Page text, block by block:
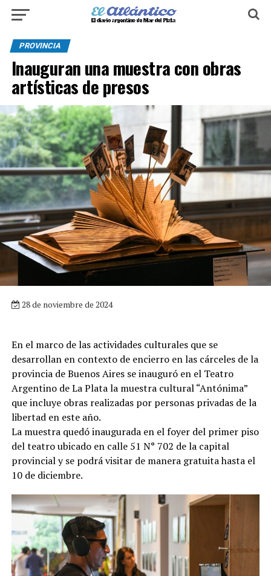
PROVINCIA
Inauguran una muestra con obras
artísticas de presos
28 de noviembre de 2024
En el marco de las actividades culturales que se
desarrollan en contexto de encierro en las cárceles de la
provincia de Buenos Aires se inauguró en el Teatro
Argentino de La Plata la muestra cultural “Antónima”
que incluye obras realizadas por personas privadas de la
libertad en este año.
La muestra quedó inaugurada en el foyer del primer piso
del teatro ubicado en calle 51 N° 702 de la capital
provincial y se podrá visitar de manera gratuita hasta el
10 de diciembre.